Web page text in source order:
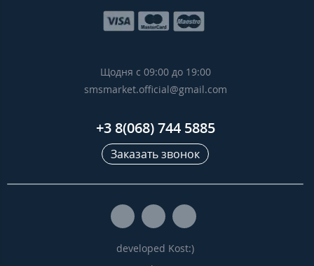
Щодня с 09:00 до 19:00
smsmarket.official@gmail.com
+3 8(068) 744 5885
Заказать звонок
developed Kost:)